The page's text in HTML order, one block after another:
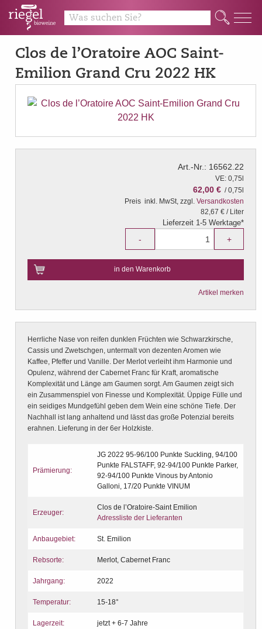
Q
Clos de l’Oratoire AOC Saint-
Emilion Grand Cru 2022 HK
Art.-Nr.: 16562.22
VE: 0,75l
62,00 € / 0,75l
Preis inkl. MwSt, zzgl. Versandkosten
82,67 € / Liter
Lieferzeit 1-5 Werktage*
- +
in den Warenkorb
Artikel merken
Herrliche Nase von reifen dunklen Früchten wie Schwarzkirsche,
Cassis und Zwetschgen, untermalt von dezenten Aromen wie
Kaffee, Pfeffer und Vanille. Der Merlot verleiht ihm Harmonie und
Opulenz, während der Cabernet Franc für Kraft, aromatische
Komplexität und Länge am Gaumen sorgt. Am Gaumen zeigt sich
ein Zusammenspiel von Finesse und Komplexität. Üppige Fülle und
ein seidiges Mundgefühl geben dem Wein eine schöne Tiefe. Der
Nachhall ist lang anhaltend und lässt das große Potenzial bereits
erahnen. Lieferung in der 6er Holzkiste.
Prämierung:
JG 2022 95-96/100 Punkte Suckling, 94/100
Punkte FALSTAFF, 92-94/100 Punkte Parker,
92-94/100 Punkte Vinous by Antonio
Galloni, 17/20 Punkte VINUM
Erzeuger:
Clos de l’Oratoire-Saint Emilion
Adressliste der Lieferanten
Anbaugebiet: St. Emilion
Rebsorte: Merlot, Cabernet Franc
Jahrgang: 2022
Temperatur: 15-18°
Lagerzeit: jetzt + 6-7 Jahre